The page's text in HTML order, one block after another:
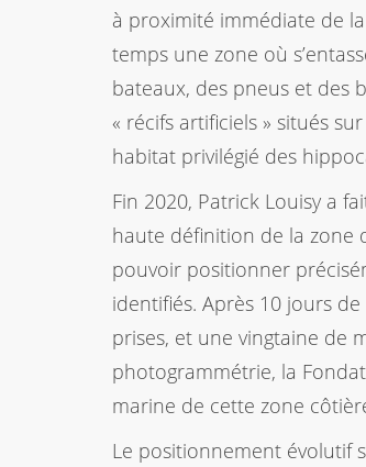
à proximité immédiate de
temps une zone où
bateaux, des pneus et des
« récifs artificiels » situés
habitat privilégié des
Fin 2020, Patrick Louisy a
haute définition de la zone
pouvoir positionner
identifiés. Après 10 jours
prises, et une vingtaine de
photogrammétrie, la
marine de cette zone
Le positionnement évolutif